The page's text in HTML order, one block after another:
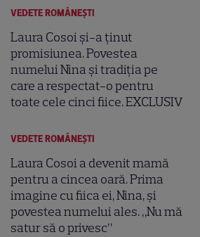
VEDETE ROMÂNEŞTI
Laura Cosoi și-a ținut
promisiunea. Povestea
numelui Nina și tradiția pe
care a respectat-o pentru
toate cele cinci fiice. EXCLUSIV
VEDETE ROMÂNEŞTI
Laura Cosoi a devenit mamă
pentru a cincea oară. Prima
imagine cu fiica ei, Nina, și
povestea numelui ales. „Nu mă
satur să o privesc”